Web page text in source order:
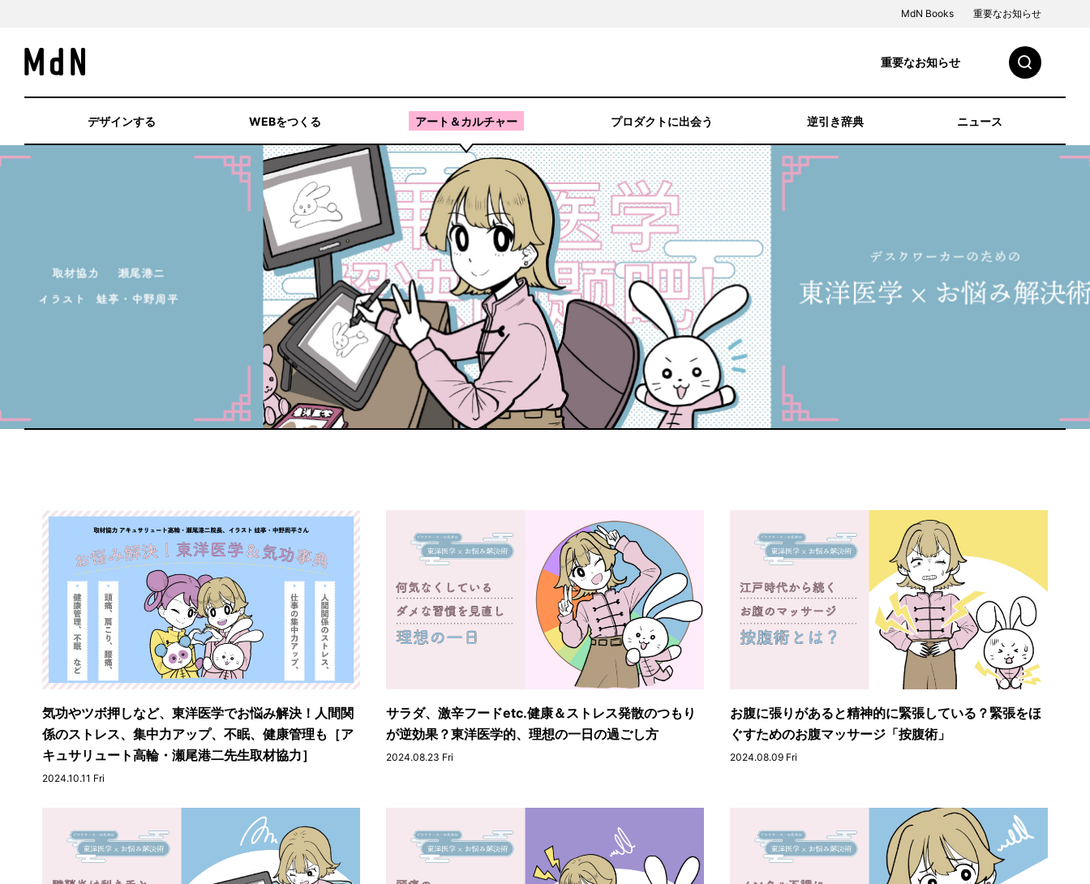
MdN Books 重要なお知らせ
重要なお知らせ
デザインする WEBをつくる アート＆カルチャー プロダクトに出会う 逆引き辞典 ニュース
気功やツボ押しなど、東洋医学でお悩み解決！人間関
係のストレス、集中力アップ、不眠、健康管理も［ア
キュサリュート高輪・瀬尾港二先生取材協力］
2024.10.11 Fri
サラダ、激辛フードetc.健康＆ストレス発散のつもり
が逆効果？東洋医学的、理想の一日の過ごし方
2024.08.23 Fri
お腹に張りがあると精神的に緊張している？緊張をほ
ぐすためのお腹マッサージ「按腹術」
2024.08.09 Fri